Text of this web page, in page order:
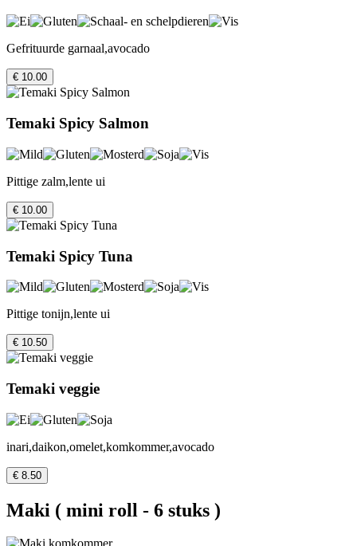
Gefrituurde garnaal,avocado
€ 10.00
Temaki Spicy Salmon
Pittige zalm,lente ui
€ 10.00
Temaki Spicy Tuna
Pittige tonijn,lente ui
€ 10.50
Temaki veggie
inari,daikon,omelet,komkommer,avocado
€ 8.50
Maki ( mini roll - 6 stuks )